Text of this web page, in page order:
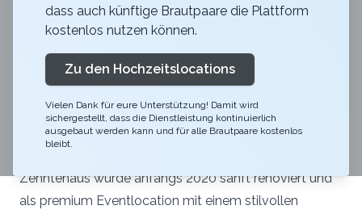
4.7
ZH
Elgg
Das Schloss Elgg, auf wessen Grundstück das
Zehntenhaus steht, findet sich erstmals im Jahre 1166
n.Chr. in den Geschichtsbüchern wieder und gehört zu
Zehntehaus wurde anfangs 2020 sanft renoviert und
als premium Eventlocation mit einem stilvollen
dass auch künftige Brautpaare die Plattform
kostenlos nutzen können.
Zu den Hochzeitslocations
Vielen Dank für eure Unterstützung! Damit wird
sichergestellt, dass die Dienstleistung kontinuierlich
ausgebaut werden kann und für alle Brautpaare kostenlos
bleibt.